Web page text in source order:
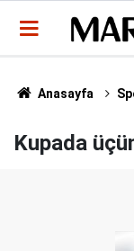
Anasayfa
Kupada